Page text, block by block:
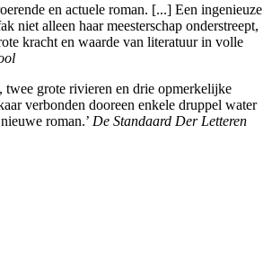
en actuele roman. [...] Een ingenieuze
niet alleen haar meesterschap onderstreept,
kracht en waarde van literatuur in volle
twee grote rivieren en drie opmerkelijke
verbonden dooreen enkele druppel water
roman.’ De Standaard Der Letteren